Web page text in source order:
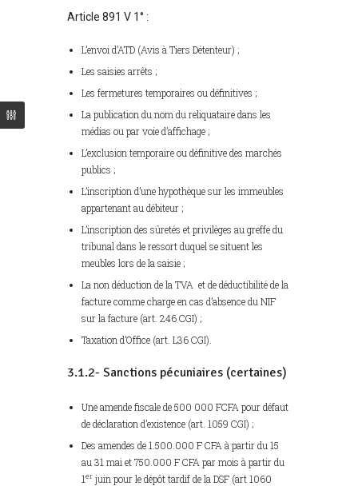
Article 891 V 1° :
L’envoi d’ATD (Avis à Tiers Détenteur) ;
Les saisies arrêts ;
Les fermetures temporaires ou définitives ;
La publication du nom du reliquataire dans les
médias ou par voie d’affichage ;
L’exclusion temporaire ou définitive des marchés
publics ;
L’inscription d’une hypothèque sur les immeubles
appartenant au débiteur ;
L’inscription des sûretés et privilèges au greffe du
tribunal dans le ressort duquel se situent les
meubles lors de la saisie ;
La non déduction de la TVA et de déductibilité de la
facture comme charge en cas d’absence du NIF
sur la facture (art. 246 CGI) ;
Taxation d’Office (art. L36 CGI).
3.1.2- Sanctions pécuniaires (certaines)
Une amende fiscale de 500 000 FCFA pour défaut
de déclaration d’existence (art. 1059 CGI) ;
Des amendes de 1.500.000 F CFA à partir du 15
au 31 mai et 750.000 F CFA par mois à partir du
1er juin pour le dépôt tardif de la DSF (art 1060